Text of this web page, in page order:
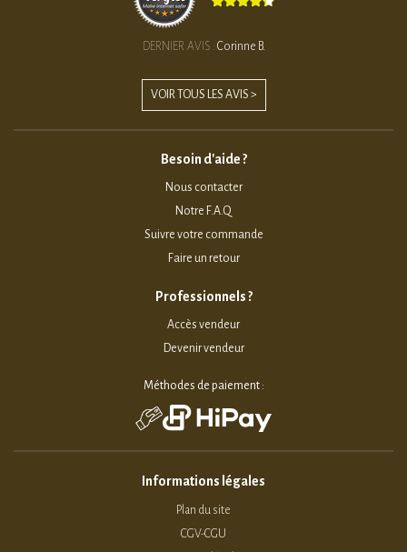
DERNIER AVIS : Corinne B.
VOIR TOUS LES AVIS >
Besoin d'aide ?
Nous contacter
Notre F.A.Q
Suivre votre commande
Faire un retour
Professionnels ?
Accès vendeur
Devenir vendeur
Méthodes de paiement :
Informations légales
Plan du site
CGV-CGU